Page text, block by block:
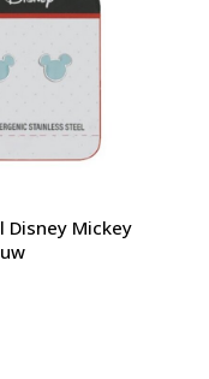
Disney Mickey